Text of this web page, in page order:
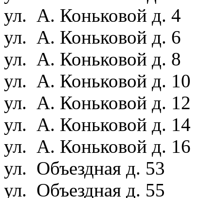
ул. А. Коньковой д. 4
ул. А. Коньковой д. 6
ул. А. Коньковой д. 8
ул. А. Коньковой д. 10
ул. А. Коньковой д. 12
ул. А. Коньковой д. 14
ул. А. Коньковой д. 16
ул. Объездная д. 53
ул. Объездная д. 55